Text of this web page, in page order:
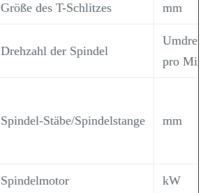
Größe des T-Schlitzes mm
Drehzahl der Spindel
pro
Spindel-Stäbe/Spindelstange mm
Spindelmotor kW